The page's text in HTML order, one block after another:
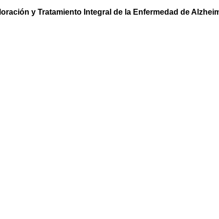
y Tratamiento Integral de la Enfermedad de